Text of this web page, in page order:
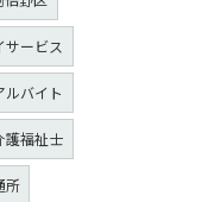
サービス
ルバイト
護福祉士
所